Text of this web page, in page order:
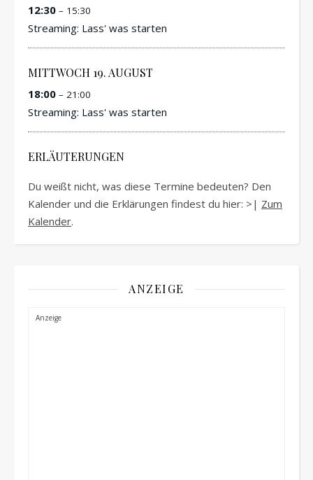
12:30 – 15:30
Streaming: Lass' was starten
MITTWOCH 19. AUGUST
18:00 – 21:00
Streaming: Lass' was starten
ERLÄUTERUNGEN
Du weißt nicht, was diese Termine bedeuten? Den
Kalender und die Erklärungen findest du hier: >| Zum
Kalender.
ANZEIGE